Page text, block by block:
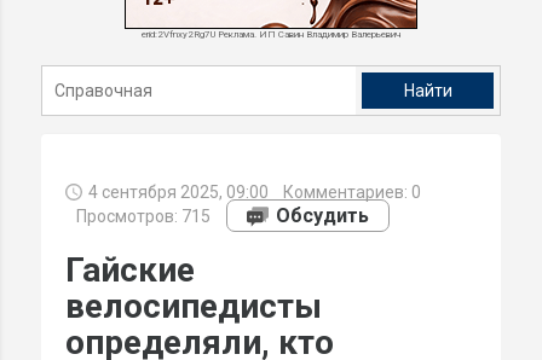
erid:2Vfnxy2Rg7U Реклама. ИП Савин Владимир Валерьевич
4 сентября 2025, 09:00 Комментариев: 0
Просмотров: 715
Обсудить
Гайские
велосипедисты
определяли, кто